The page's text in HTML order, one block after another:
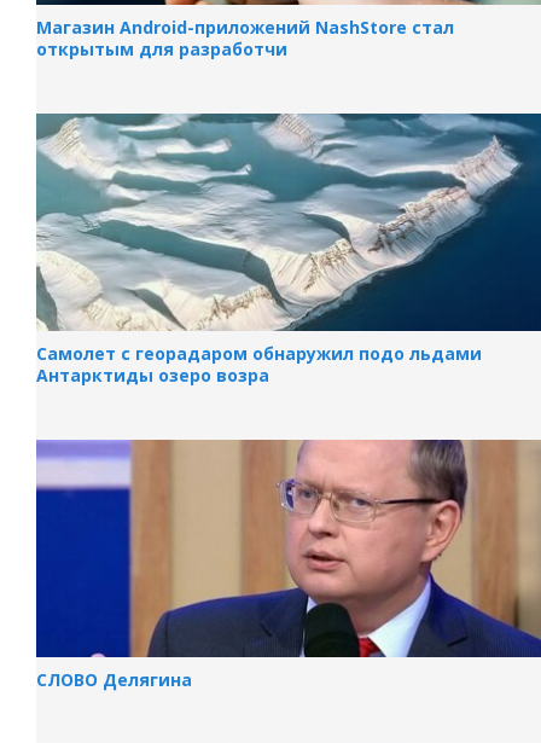
Магазин Android-приложений NashStore стал
открытым для разработчи
Самолет с георадаром обнаружил подо льдами
Антарктиды озеро возра
СЛОВО Делягина